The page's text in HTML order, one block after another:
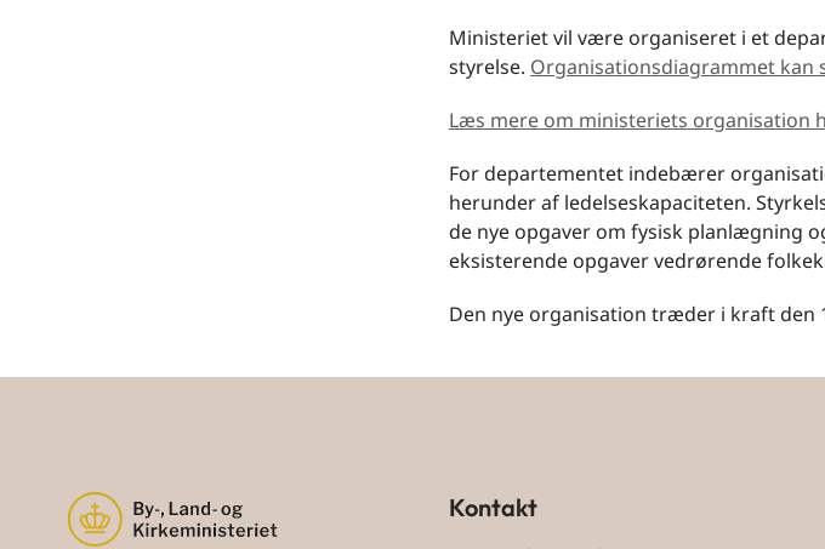
Ministeriet vil være organiseret i et
styrelse. Organisationsdiagrammet kan
Læs mere om ministeriets organisation
For departementet indebærer
herunder af ledelseskapaciteten.
de nye opgaver om fysisk planlægning
eksisterende opgaver vedrørende
Den nye organisation træder i kraft den
Kontakt